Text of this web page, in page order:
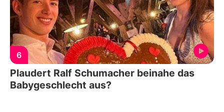
6
Plaudert Ralf Schumacher beinahe das
Babygeschlecht aus?